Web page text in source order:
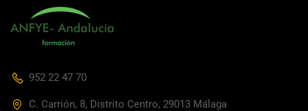
952 22 47 70
C. Carrión, 8, Distrito Centro, 29013 Málaga